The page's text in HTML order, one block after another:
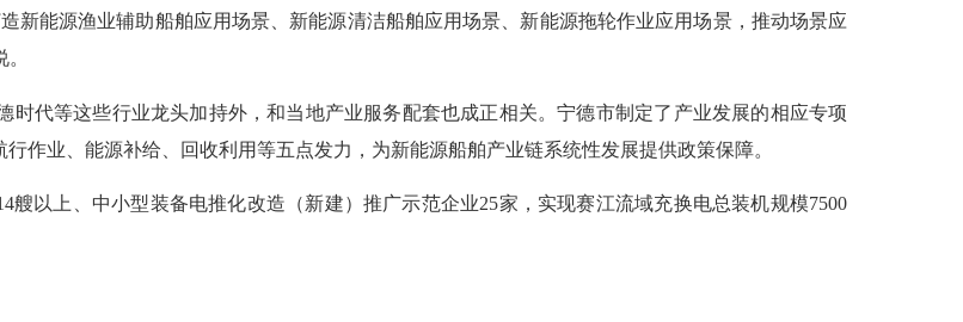
新能源渔业辅助船舶应用场景、新能源清洁船舶应用场景、新能源拖轮作业应用场景，推动场景应
代等这些行业龙头加持外，和当地产业服务配套也成正相关。宁德市制定了产业发展的相应专项
作业、能源补给、回收利用等五点发力，为新能源船舶产业链系统性发展提供政策保障。
以上、中小型装备电推化改造（新建）推广示范企业25家，实现赛江流域充换电总装机规模7500